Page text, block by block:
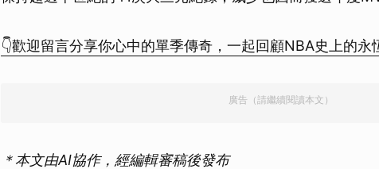
👇歡迎留言分享你心中的單季傳奇，一起回顧NBA史上的永
廣告（請繼續閱讀本文）
＊本文由AI協作，經編輯審稿後發布